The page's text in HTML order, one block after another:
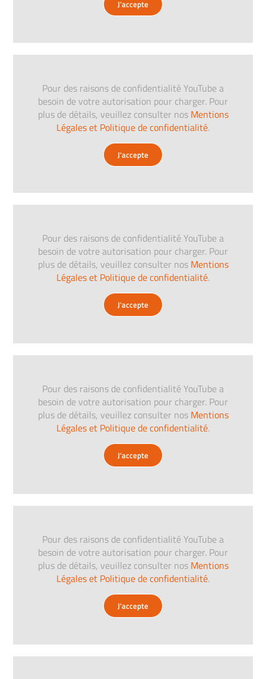
J'accepte
Pour des raisons de confidentialité YouTube a
besoin de votre autorisation pour charger. Pour
plus de détails, veuillez consulter nos Mentions
Légales et Politique de confidentialité.
J'accepte
Pour des raisons de confidentialité YouTube a
besoin de votre autorisation pour charger. Pour
plus de détails, veuillez consulter nos Mentions
Légales et Politique de confidentialité.
J'accepte
Pour des raisons de confidentialité YouTube a
besoin de votre autorisation pour charger. Pour
plus de détails, veuillez consulter nos Mentions
Légales et Politique de confidentialité.
J'accepte
Pour des raisons de confidentialité YouTube a
besoin de votre autorisation pour charger. Pour
plus de détails, veuillez consulter nos Mentions
Légales et Politique de confidentialité.
J'accepte